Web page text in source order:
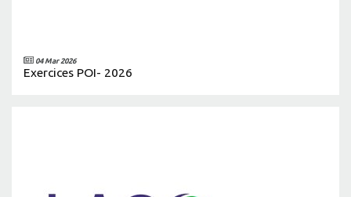
04 Mar 2026
Exercices POI- 2026